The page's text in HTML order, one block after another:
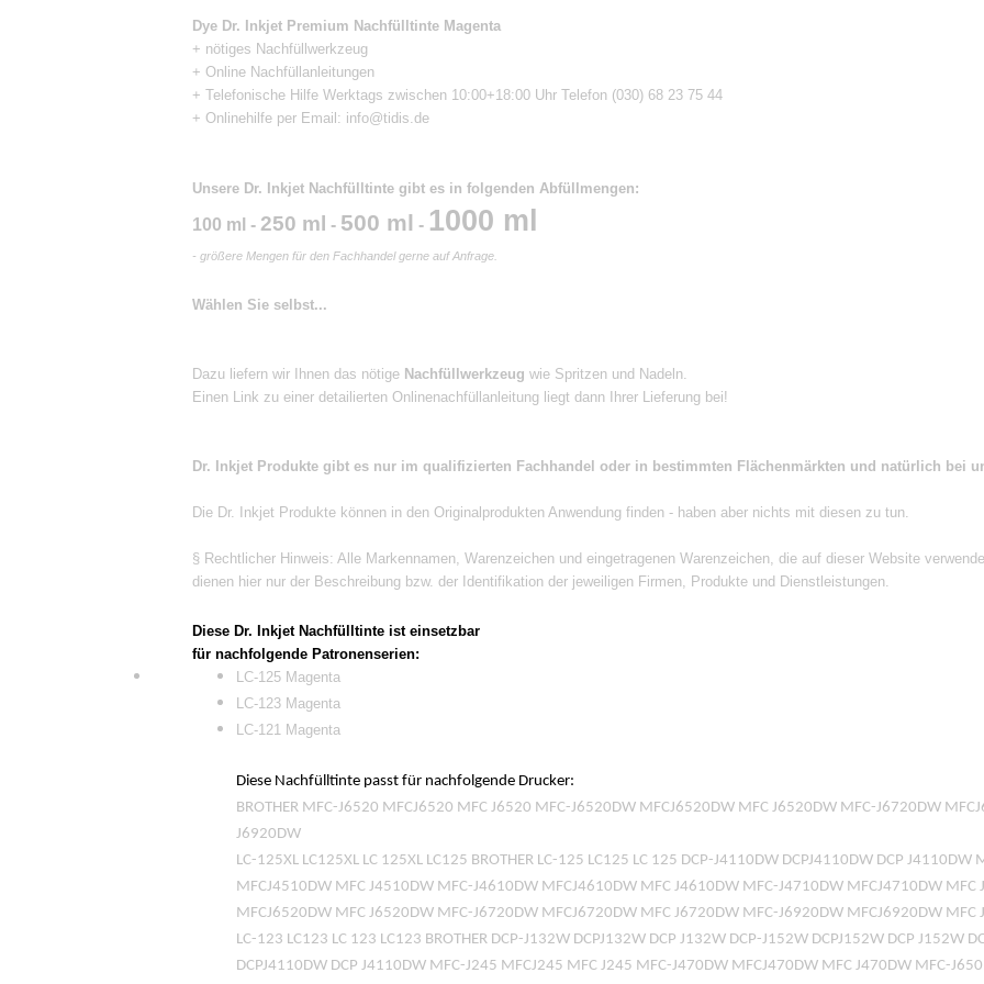
Dye Dr. Inkjet Premium Nachfülltinte Magenta
+ nötiges Nachfüllwerkzeug
+ Online Nachfüllanleitungen
+ Telefonische Hilfe Werktags zwischen 10:00+18:00 Uhr Telefon (030) 68 23 75 44
+ Onlinehilfe per Email: info@tidis.de
Unsere Dr. Inkjet Nachfülltinte gibt es in folgenden Abfüllmengen:
100 ml - 250 ml - 500 ml - 1000 ml
- größere Mengen für den Fachhandel gerne auf Anfrage.
Wählen Sie selbst...
Dazu liefern wir Ihnen das nötige Nachfüllwerkzeug wie Spritzen und Nadeln.
Einen Link zu einer detailierten Onlinenachfüllanleitung liegt dann Ihrer Lieferung bei!
Dr. Inkjet Produkte gibt es nur im qualifizierten Fachhandel oder in bestimmten Flächenmärkten und natürlich bei
Die Dr. Inkjet Produkte können in den Originalprodukten Anwendung finden - haben aber nichts mit diesen zu tun.
§ Rechtlicher Hinweis: Alle Markennamen, Warenzeichen und eingetragenen Warenzeichen, die auf dieser Website
dienen hier nur der Beschreibung bzw. der Identifikation der jeweiligen Firmen, Produkte und Dienstleistungen.
Diese Dr. Inkjet Nachfülltinte ist einsetzbar
für nachfolgende Patronenserien:
LC-125 Magenta
LC-123 Magenta
LC-121 Magenta
Diese Nachfülltinte passt für nachfolgende Drucker:
BROTHER MFC-J6520 MFCJ6520 MFC J6520 MFC-J6520DW MFCJ6520DW MFC J6520DW MFC-J6720DW
J6920DW
LC-125XL LC125XL LC 125XL LC125 BROTHER LC-125 LC125 LC 125 DCP-J4110DW DCPJ4110DW DCP
MFCJ4510DW MFC J4510DW MFC-J4610DW MFCJ4610DW MFC J4610DW MFC-J4710DW MFCJ4710DW
MFCJ6520DW MFC J6520DW MFC-J6720DW MFCJ6720DW MFC J6720DW MFC-J6920DW MFCJ6920DW MFC
LC-123 LC123 LC 123 LC123 BROTHER DCP-J132W DCPJ132W DCP J132W DCP-J152W DCPJ152W DCP J152W
DCPJ4110DW DCP J4110DW MFC-J245 MFCJ245 MFC J245 MFC-J470DW MFCJ470DW MFC J470DW MFC-